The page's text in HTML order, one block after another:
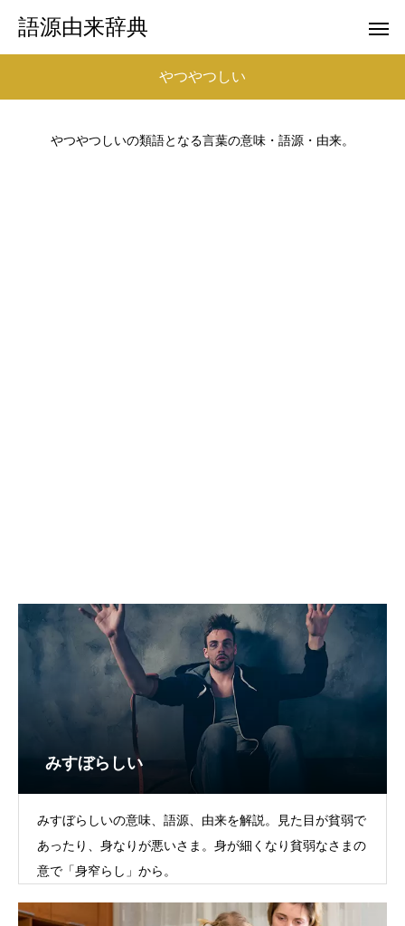
語源由来辞典
やつやつしい
やつやつしいの類語となる言葉の意味・語源・由来。
みすぼらしい
みすぼらしいの意味、語源、由来を解説。見た目が貧弱で
あったり、身なりが悪いさま。身が細くなり貧弱なさまの
意で「身窄らし」から。